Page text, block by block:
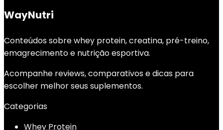
WayNutri
Conteúdos sobre whey protein, creatina, pré-treino,
emagrecimento e nutrição esportiva.
Acompanhe reviews, comparativos e dicas para
escolher melhor seus suplementos.
Categorias
Whey Protein